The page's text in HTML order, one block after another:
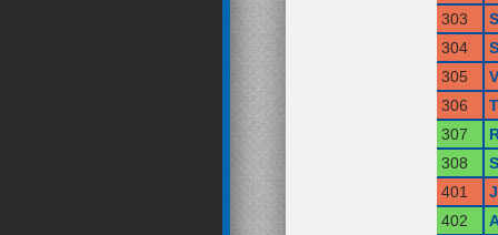
303
304
305
306
307
308
401
402